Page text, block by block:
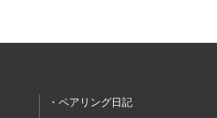
ペアリング日記